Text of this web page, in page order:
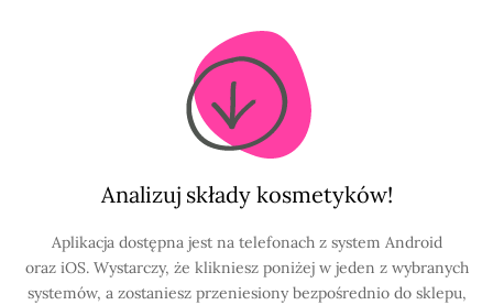
Analizuj składy kosmetyków!
Aplikacja dostępna jest na telefonach z system Android
oraz iOS. Wystarczy, że klikniesz poniżej w jeden z wybranych
systemów, a zostaniesz przeniesiony bezpośrednio do sklepu,